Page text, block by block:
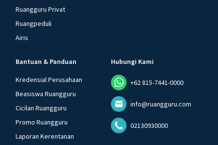
Ruangguru Privat
Ruangpeduli
Airis
Bantuan & Panduan
Kredensial Perusahaan
Beasiswa Ruangguru
Cicilan Ruangguru
Promo Ruangguru
Laporan Kerentanan
Hubungi Kami
+62 815-7441-0000
info@ruangguru.com
02130930000